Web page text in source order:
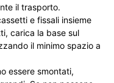
il trasporto.
e fissali insieme
carica la base sul
il minimo spazio a
essere smontati,